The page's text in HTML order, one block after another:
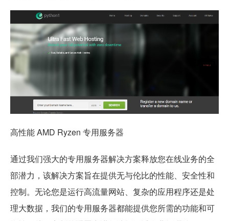
高性能 AMD Ryzen 专用服务器
通过我们强大的专用服务器解决方案释放您在线业务的全
部潜力，该解决方案旨在提供无与伦比的性能、安全性和
控制。无论您是运行高流量网站、复杂的应用程序还是处
理大数据，我们的专用服务器都能提供您所需的功能和可